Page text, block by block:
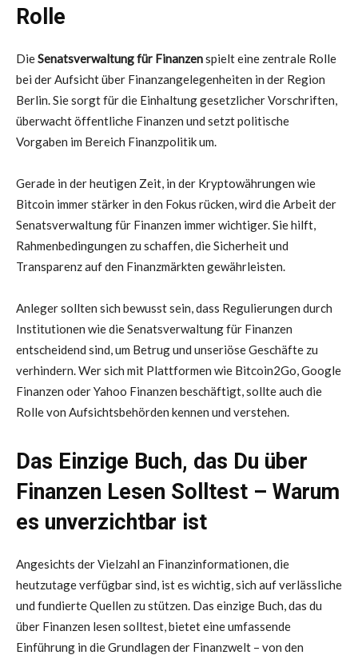
Rolle
DieSenatsverwaltung für Finanzenspielt eine zentrale Rolle
bei der Aufsicht über Finanzangelegenheiten in der Region
Berlin. Sie sorgt für die Einhaltung gesetzlicher Vorschriften,
überwacht öffentliche Finanzen und setzt politische
Vorgaben im Bereich Finanzpolitik um.
Gerade in der heutigen Zeit, in der Kryptowährungen wie
Bitcoin immer stärker in den Fokus rücken, wird die Arbeit der
Senatsverwaltung für Finanzen immer wichtiger. Sie hilft,
Rahmenbedingungen zu schaffen, die Sicherheit und
Transparenz auf den Finanzmärkten gewährleisten.
Anleger sollten sich bewusst sein, dass Regulierungen durch
Institutionen wie die Senatsverwaltung für Finanzen
entscheidend sind, um Betrug und unseriöse Geschäfte zu
verhindern. Wer sich mit Plattformen wie Bitcoin2Go, Google
Finanzen oder Yahoo Finanzen beschäftigt, sollte auch die
Rolle von Aufsichtsbehörden kennen und verstehen.
Das Einzige Buch, das Du über
Finanzen Lesen Solltest – Warum
es unverzichtbar ist
Angesichts der Vielzahl an Finanzinformationen, die
heutzutage verfügbar sind, ist es wichtig, sich auf verlässliche
und fundierte Quellen zu stützen. Das einzige Buch, das du
über Finanzen lesen solltest, bietet eine umfassende
Einführung in die Grundlagen der Finanzwelt – von den